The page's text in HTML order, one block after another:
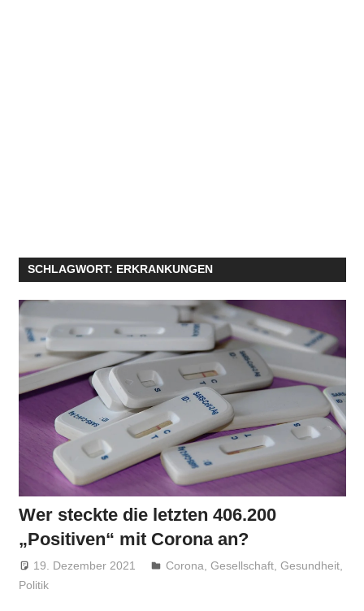
SCHLAGWORT: ERKRANKUNGEN
Wer steckte die letzten 406.200
„Positiven“ mit Corona an?
19. Dezember 2021 Niki Vogt
Corona,Gesellschaft,Gesundheit,
Politik